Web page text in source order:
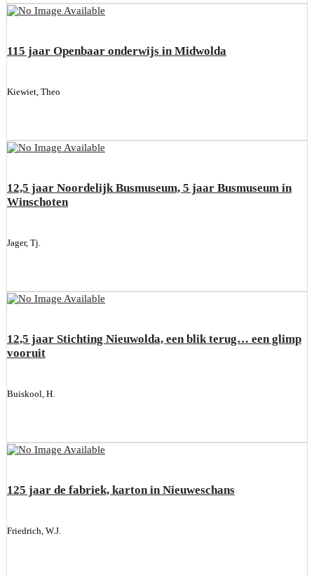
115 jaar Openbaar onderwijs in Midwolda
Kiewiet, Theo
12,5 jaar Noordelijk Busmuseum, 5 jaar Busmuseum in
Winschoten
Jager, Tj.
12,5 jaar Stichting Nieuwolda, een blik terug… een glimp
vooruit
Buiskool, H.
125 jaar de fabriek, karton in Nieuweschans
Friedrich, W.J.